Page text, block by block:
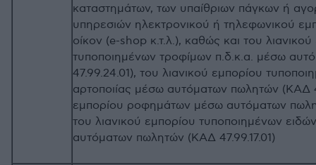
καταστημάτων, των υπαίθριων πάγκων ή
υπηρεσιών ηλεκτρονικού ή τηλεφωνικού
οίκον (e-shop κ.τ.λ.), καθώς και του
τυποποιημένων τροφίμων π.δ.κ.α. μέσω
47.99.24.01), του λιανικού εμπορίου
αρτοποιίας μέσω αυτόματων πωλητών (ΚΑΔ
εμπορίου ροφημάτων μέσω αυτόματων
του λιανικού εμπορίου τυποποιημένων
αυτόματων πωλητών (ΚΑΔ 47.99.17.01)